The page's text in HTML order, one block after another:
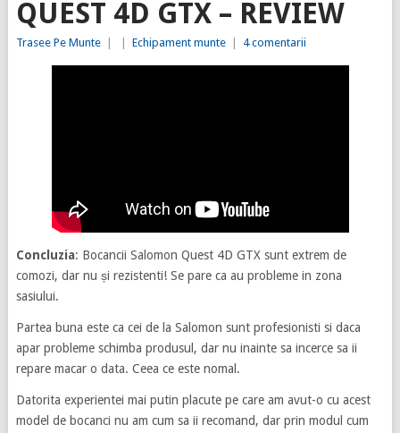
QUEST 4D GTX – REVIEW
Trasee Pe Munte Echipament munte 4 comentarii
Concluzia: Bocancii Salomon Quest 4D GTX sunt extrem de
comozi, dar nu și rezistenti! Se pare ca au probleme in zona
sasiului.
Partea buna este ca cei de la Salomon sunt profesionisti si daca
apar probleme schimba produsul, dar nu inainte sa incerce sa ii
repare macar o data. Ceea ce este nomal.
Datorita experientei mai putin placute pe care am avut-o cu acest
model de bocanci nu am cum sa ii recomand, dar prin modul cum